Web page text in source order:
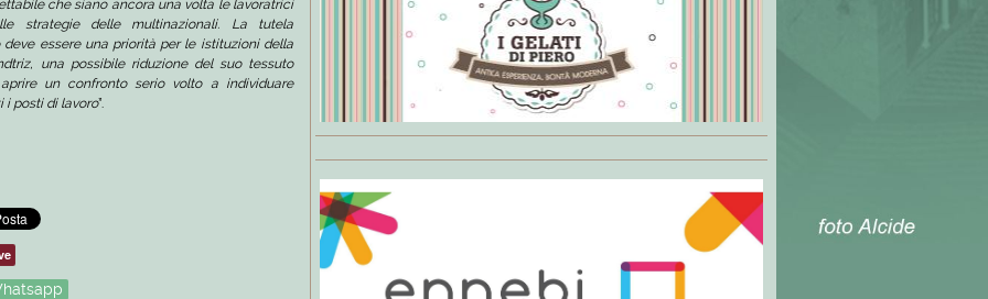
che siano ancora una volta le lavoratrici
strategie delle multinazionali. La tutela
essere una priorità per le istituzioni della
una possibile riduzione del suo tessuto
un confronto serio volto a individuare
i posti di lavoro”.